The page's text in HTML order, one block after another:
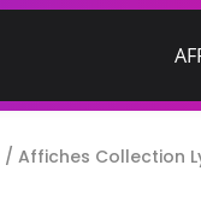
/Affiches Collection